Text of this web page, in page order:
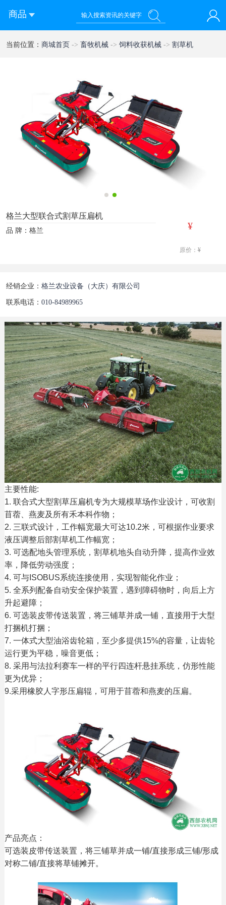
商品
您好！欢迎来到西部农机网
当前位置： 商城首页 -> 畜牧机械 -> 饲料收获机械 -> 割草机
格兰大型联合式割草压扁机
品 牌：格兰 ¥
原价：¥
经销企业： 格兰农业设备（大庆）有限公司
联系电话： 010-84989965
主要性能:
1. 联合式大型割草压扁机专为大规模草场作业设计，可收割
苜蓿、燕麦及所有禾本科作物；
2. 三联式设计，工作幅宽最大可达10.2米，可根据作业要求
液压调整后部割草机工作幅宽；
3. 可选配地头管理系统，割草机地头自动升降，提高作业效
率，降低劳动强度；
4. 可与ISOBUS系统连接使用，实现智能化作业；
5. 全系列配备自动安全保护装置，遇到障碍物时，向后上方
升起避障；
6. 可选装皮带传送装置，将三铺草并成一铺，直接用于大型
打捆机打捆；
7. 一体式大型油浴齿轮箱，至少多提供15%的容量，让齿轮
运行更为平稳，噪音更低；
8. 采用与法拉利赛车一样的平行四连杆悬挂系统，仿形性能
更为优异；
9.采用橡胶人字形压扁辊，可用于苜蓿和燕麦的压扁。
产品亮点：
可选装皮带传送装置，将三铺草并成一铺/直接形成三铺/形成
对称二铺/直接将草铺摊开。